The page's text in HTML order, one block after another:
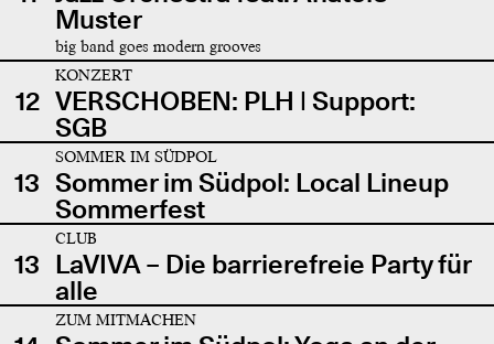
Muster
big band goes modern grooves
12
KONZERT
VERSCHOBEN: PLH | Support:
SGB
13
SOMMER IM SÜDPOL
Sommer im Südpol: Local Lineup
Sommerfest
13
CLUB
LaVIVA – Die barrierefreie Party für
alle
ZUM MITMACHEN